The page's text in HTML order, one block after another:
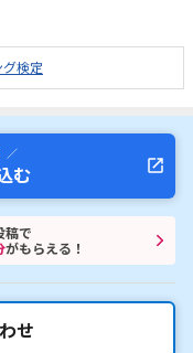
検定
／
む
稿で
がもらえる！
せ